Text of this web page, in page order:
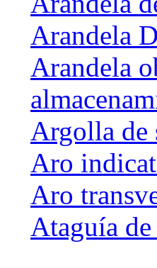
Arandela
Arandela
Argolla de
Aro
Aro
Ataguía